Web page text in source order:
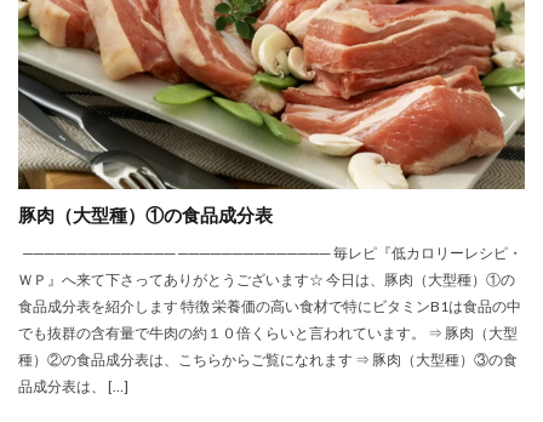
豚肉（大型種）①の食品成分表
────────────── ────────────── 毎レピ『低カロリーレシピ・
ＷＰ』へ来て下さってありがとうございます☆ 今日は、豚肉（大型種）①の
食品成分表を紹介します 特徴 栄養価の高い食材で特にビタミンB1は食品の中
でも抜群の含有量で牛肉の約１０倍くらいと言われています。 ⇒ 豚肉（大型
種）②の食品成分表は、こちらからご覧になれます ⇒ 豚肉（大型種）③の食
品成分表は、 […]